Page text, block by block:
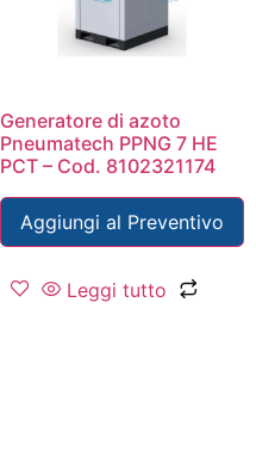
Generatore di azoto
Pneumatech PPNG 7 HE
PCT – Cod. 8102321174
Aggiungi al Preventivo
Leggi tutto